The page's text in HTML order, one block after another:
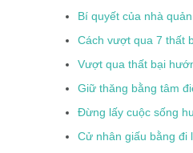
Bí quyết của nhà
Cách vượt qua 7 thất
Vượt qua thất bại
Giữ thăng bằng tâm
Đừng lấy cuộc sống
Cử nhân giấu bằng đi